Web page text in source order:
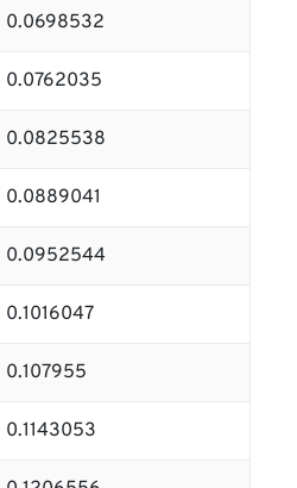
0.0698532
0.0762035
0.0825538
0.0889041
0.0952544
0.1016047
0.107955
0.1143053